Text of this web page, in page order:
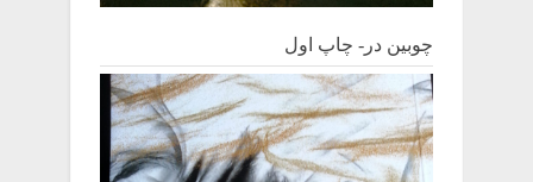
چوبین‌ در- چاپ اول